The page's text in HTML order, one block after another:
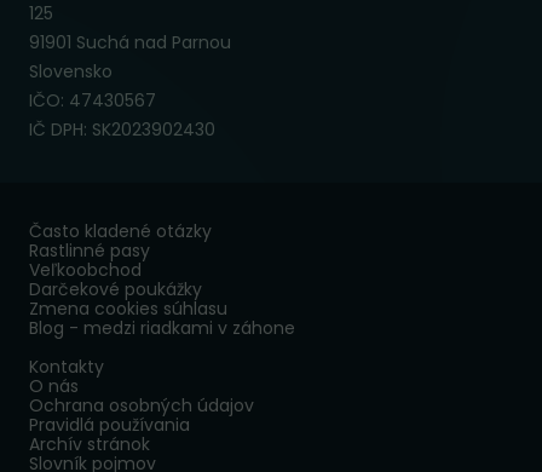
125
91901 Suchá nad Parnou
Slovensko
IČO: 47430567
IČ DPH: SK2023902430
Často kladené otázky
Rastlinné pasy
Veľkoobchod
Darčekové poukážky
Zmena cookies súhlasu
Blog - medzi riadkami v záhone
Kontakty
O nás
Ochrana osobných údajov
Pravidlá používania
Archív stránok
Slovník pojmov